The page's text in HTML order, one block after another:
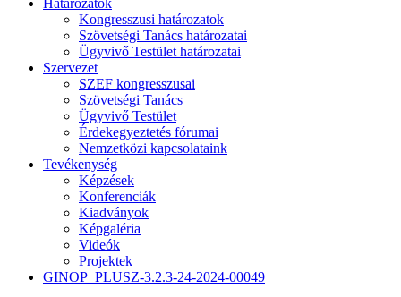
Határozatok
Kongresszusi határozatok
Szövetségi Tanács határozatai
Ügyvivő Testület határozatai
Szervezet
SZEF kongresszusai
Szövetségi Tanács
Ügyvivő Testület
Érdekegyeztetés fórumai
Nemzetközi kapcsolataink
Tevékenység
Képzések
Konferenciák
Kiadványok
Képgaléria
Videók
Projektek
GINOP_PLUSZ-3.2.3-24-2024-00049